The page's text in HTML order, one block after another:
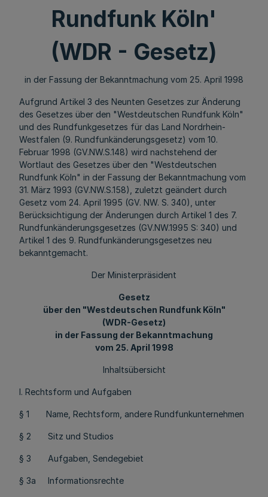
Rundfunk Köln'
(WDR - Gesetz)
in der Fassung der Bekanntmachung vom 25. April 1998
Aufgrund Artikel 3 des Neunten Gesetzes zur Änderung
des Gesetzes über den "Westdeutschen Rundfunk Köln"
und des Rundfunkgesetzes für das Land Nordrhein-
Westfalen (9. Rundfunkänderungsgesetz) vom 10.
Februar 1998 (GV.NW.S.148) wird nachstehend der
Wortlaut des Gesetzes über den "Westdeutschen
Rundfunk Köln" in der Fassung der Bekanntmachung vom
31. März 1993 (GV.NW.S.158), zuletzt geändert durch
Gesetz vom 24. April 1995 (GV. NW. S. 340), unter
Berücksichtigung der Änderungen durch Artikel 1 des 7.
Rundfunkänderungsgesetzes (GV.NW.1995 S: 340) und
Artikel 1 des 9. Rundfunkänderungsgesetzes neu
bekanntgemacht.
Der Ministerpräsident
Gesetz
über den "Westdeutschen Rundfunk Köln"
(WDR-Gesetz)
in der Fassung der Bekanntmachung
vom 25. April 1998
Inhaltsübersicht
I. Rechtsform und Aufgaben
§ 1 Name, Rechtsform, andere Rundfunkunternehmen
§ 2 Sitz und Studios
§ 3 Aufgaben, Sendegebiet
§ 3a Informationsrechte